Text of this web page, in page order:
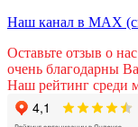
Наш канал в МАХ
Оставьте отзыв о
очень благодарны
Наш рейтинг среди